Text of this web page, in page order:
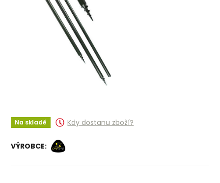
Na skladě Kdy dostanu zboží?
VÝROBCE: